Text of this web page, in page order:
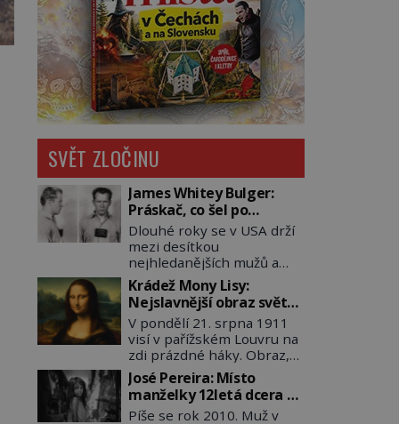
SVĚT ZLOČINU
James Whitey Bulger:
Práskač, co šel po
práskačích
Dlouhé roky se v USA drží
mezi desítkou
nejhledanějších mužů a
dopracuje to až na číslo
dvě – hned po Usámovi bin
Ládinovi (1957–2011). To je
James „Whitey“ Bulger
(1929–2018) viněný ze
spoluúčasti na 19
vraždách, vydírání a lichvy.
A samozřejmě, krom toho
je ještě drogový dealer,
Krádež Mony Lisy:
Nejslavnější obraz světa
zůstane dva roky
nezvěstný
V pondělí 21. srpna 1911
visí v pařížském Louvru na
zdi prázdné háky. Obraz,
který dnes zná celý svět, je
pryč. Zpočátku si nikdo
nemyslí, že jde o krádež.
Zaměstnanci jsou
José Pereira: Místo
manželky 12letá dcera –
a sousedi o všem vědí!
Píše se rok 2010. Muž v